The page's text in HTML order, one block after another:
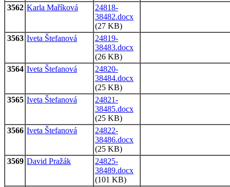
3562 Karla Maříková
24818-
38482.docx
(27 KB)
3563 Iveta Štefanová
24819-
38483.docx
(26 KB)
3564 Iveta Štefanová
24820-
38484.docx
(25 KB)
3565 Iveta Štefanová
24821-
38485.docx
(25 KB)
3566 Iveta Štefanová
24822-
38486.docx
(25 KB)
3569 David Pražák
24825-
38489.docx
(101 KB)